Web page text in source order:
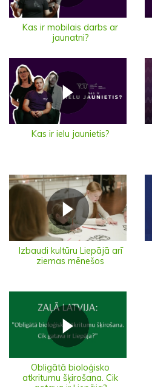
Kas ir mobilais darbs ar
jaunatni?
Kas ir ielu jaunietis?
Izbaudi kultūru Liepājā arī
ziemas mēnešos
Obligātā bioloģisko
atkritumu šķirošana. Cik